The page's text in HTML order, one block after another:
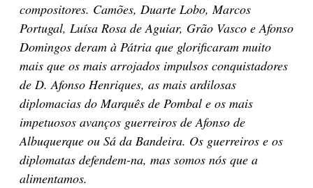
compositores. Camões, Duarte Lobo, Marcos
Portugal, Luísa Rosa de Aguiar, Grão Vasco e Afonso
Domingos deram à Pátria que glorificaram muito
mais que os mais arrojados impulsos conquistadores
de D. Afonso Henriques, as mais ardilosas
diplomacias do Marquês de Pombal e os mais
impetuosos avanços guerreiros de Afonso de
Albuquerque ou Sá da Bandeira. Os guerreiros e os
diplomatas defendem-na, mas somos nós que a
alimentamos.